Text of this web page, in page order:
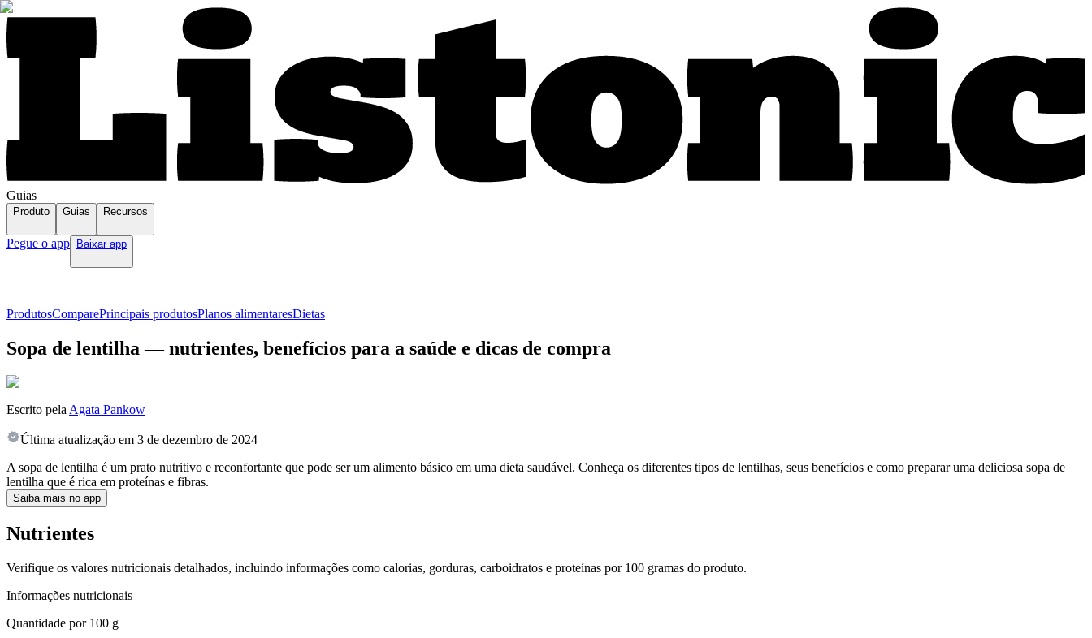
Guias
Produto Guias Recursos
Pegue o app Baixar app
ProdutosComparePrincipais produtosPlanos alimentaresDietas
Sopa de lentilha — nutrientes, benefícios para a saúde e dicas de compra
Escrito pelaAgata Pankow
Última atualização em 3 de dezembro de 2024
A sopa de lentilha é um prato nutritivo e reconfortante que pode ser um alimento básico em uma dieta saudável. Conheça os diferentes tipos de lentilhas, seus benefícios e como preparar uma deliciosa sopa de
lentilha que é rica em proteínas e fibras.
Saiba mais no app
Nutrientes
Verifique os valores nutricionais detalhados, incluindo informações como calorias, gorduras, carboidratos e proteínas por 100 gramas do produto.
Informações nutricionais
Quantidade por100 g